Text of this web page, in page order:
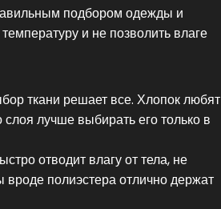
подбором одежды и
и не позволить влаге
ткани решает все. Хлопок любят
слоя лучше выбирать его только в
отводит влагу от тела, не
вроде полиэстера отлично держат